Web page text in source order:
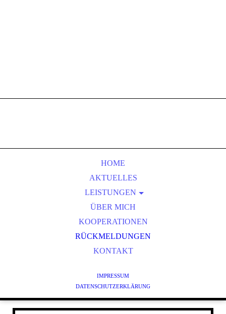
HOME
AKTUELLES
LEISTUNGEN
COACHING
ZIELSETZUNG
STRESS- UND ZEITMANAGEMENT
ENTSPANNUNG UND ACHTSAMKEIT
QIGONG
TRAINING FÜR SENIOREN
ÜBER MICH
KOOPERATIONEN
RÜCKMELDUNGEN
KONTAKT
IMPRESSUM
DATENSCHUTZERKLÄRUNG